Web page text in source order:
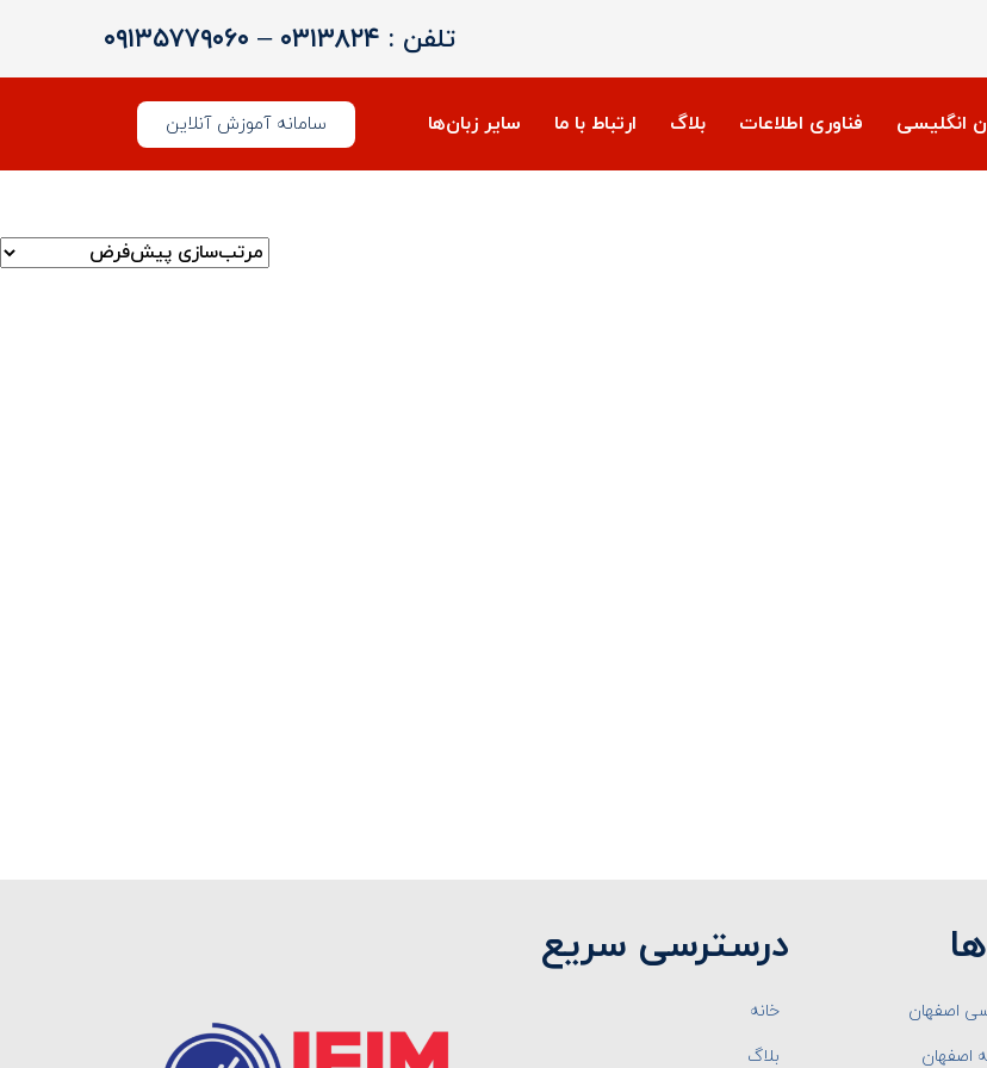
تلفن : ۰۳۱۳۸۲۴ – ۰۹۱۳۵۷۷۹۰۶۰
انگلیسی فناوری اطلاعات بلاگ ارتباط با ما سایر زبان‌ها سامانه آموزش آنلاین
اصفهان
اصفهان
درسترسی سریع
خانه
بلاگ